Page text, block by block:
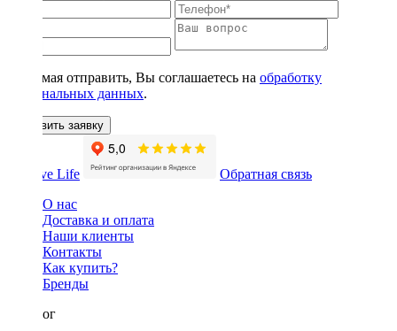
Нажимая отправить, Вы соглашаетесь на обработку
персональных данных.
Оставить заявку
Обратная связь
О нас
Доставка и оплата
Наши клиенты
Контакты
Как купить?
Бренды
Каталог